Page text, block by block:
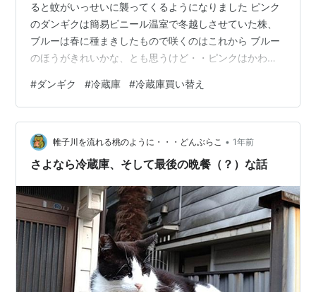
ると蚊がいっせいに襲ってくるようになりました ピンク
のダンギクは簡易ビニール温室で冬越しさせていた株、
ブルーは春に種まきしたもので咲くのはこれから ブルー
のほうがきれいかな、とも思うけど・・ピンクはかわい
から見た10/3現在の庭ジニアはうどん粉病が進行中なの
で、今月いっぱい持つかどうか・・白っぽい花はマリー
ゴールド 切り戻しておいたジニア・ダブルプロフュージ
ョン、一ヶ月ぶりに一斉に咲くこれはうどん粉病にはか
からないみたいです コキアはまだ色づいていません下で
#ダンギク #冷蔵庫 #冷蔵庫買い替え
帷子川を流れる桃のように・・・どんぶらこ • 1年前
さよなら冷蔵庫、そして最後の晩餐（？）な話